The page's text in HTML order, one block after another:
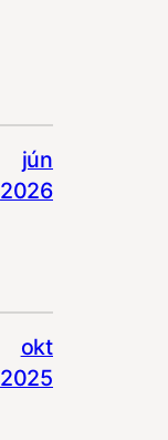
jún
2026
okt
2025